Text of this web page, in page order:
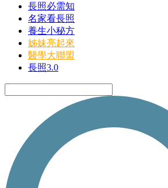
長照必需知
名家看長照
養生小秘方
姊妹亮起來
醫學大聯盟
長照3.0